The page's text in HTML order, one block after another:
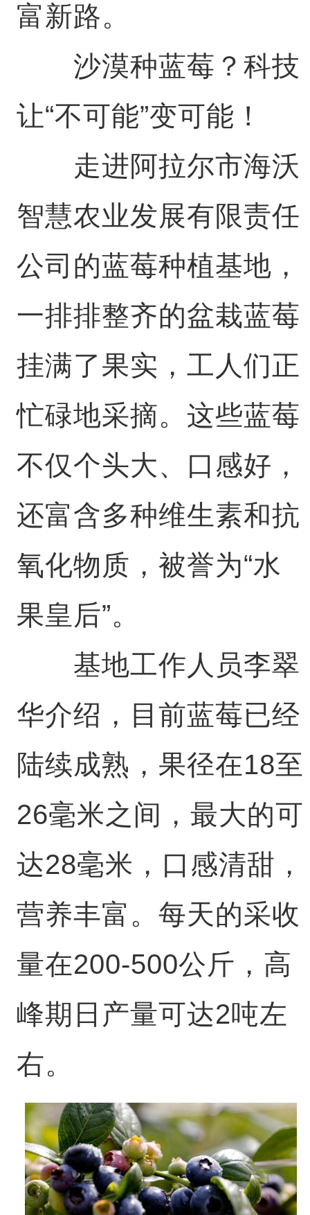
富新路。
沙漠种蓝莓？科技
让“不可能”变可能！
走进阿拉尔市海沃
智慧农业发展有限责任
公司的蓝莓种植基地，
一排排整齐的盆栽蓝莓
挂满了果实，工人们正
忙碌地采摘。这些蓝莓
不仅个头大、口感好，
还富含多种维生素和抗
氧化物质，被誉为“水
果皇后”。
基地工作人员李翠
华介绍，目前蓝莓已经
陆续成熟，果径在18至
26毫米之间，最大的可
达28毫米，口感清甜，
营养丰富。每天的采收
量在200-500公斤，高
峰期日产量可达2吨左
右。